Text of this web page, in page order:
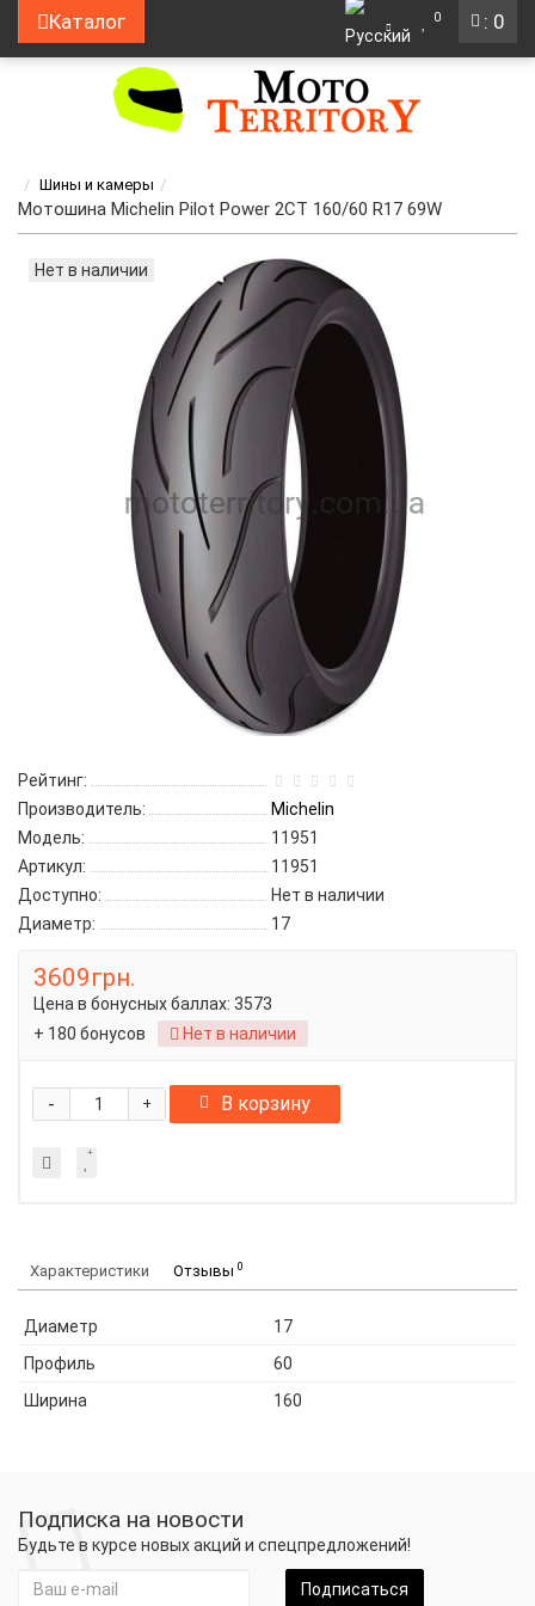
: 0
Каталог 0
Шины и камеры
Мотошина Michelin Pilot Power 2CT 160/60 R17 69W
Нет в наличии
Рейтинг:
Производитель:
Michelin
Модель:
11951
Артикул:
11951
Доступно:
Нет в наличии
Диаметр:
17
3609грн.
Цена в бонусных баллах: 3573
+ 180 бонусов
Нет в наличии
+
- В корзину
Характеристики Отзывы 0
Диаметр
17
Профиль
60
Ширина
160
Подписка на новости
Будьте в курсе новых акций и спецпредложений!
Подписаться